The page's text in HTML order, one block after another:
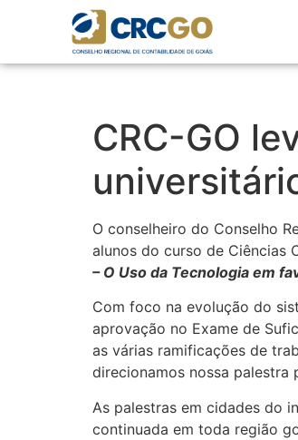
CRC-GO
O conselheiro do Conselho
alunos do curso de Ciências
– O Uso da Tecnologia em
Com foco na evolução do
aprovação no Exame de
as várias ramificações de
direcionamos nossa palestra
As palestras em cidades do
continuada em toda região